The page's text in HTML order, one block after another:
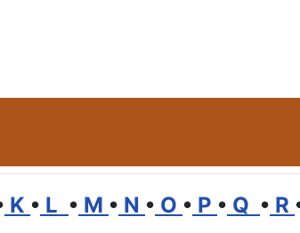
K • L • M • N • O • P • Q • R